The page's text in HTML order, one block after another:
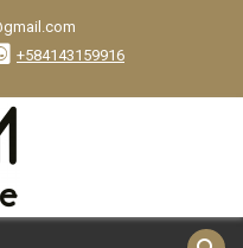
+584143159916